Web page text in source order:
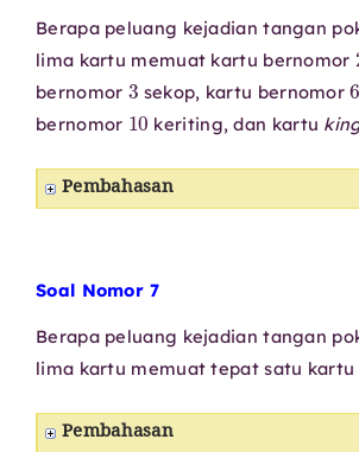
Berapa peluang kejadian tangan
lima kartu memuat kartu bernomor
bernomor
3
sekop, kartu bernomor
6
bernomor
10
keriting, dan kartu
Pembahasan
Soal Nomor 7
Berapa peluang kejadian tangan
lima kartu memuat tepat satu kartu
Pembahasan